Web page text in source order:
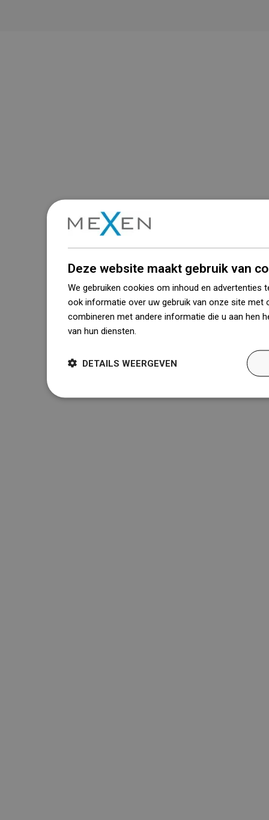
Deze website maakt gebruik van
We gebruiken cookies om inhoud en advertenties
ook informatie over uw gebruik van onze site met
combineren met andere informatie die u aan hen
van hun diensten.
DETAILS WEERGEVEN